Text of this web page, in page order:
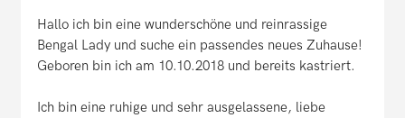
Hallo ich bin eine wunderschöne und reinrassige
Bengal Lady und suche ein passendes neues Zuhause!
Geboren bin ich am 10.10.2018 und bereits kastriert.
Ich bin eine ruhige und sehr ausgelassene, liebe